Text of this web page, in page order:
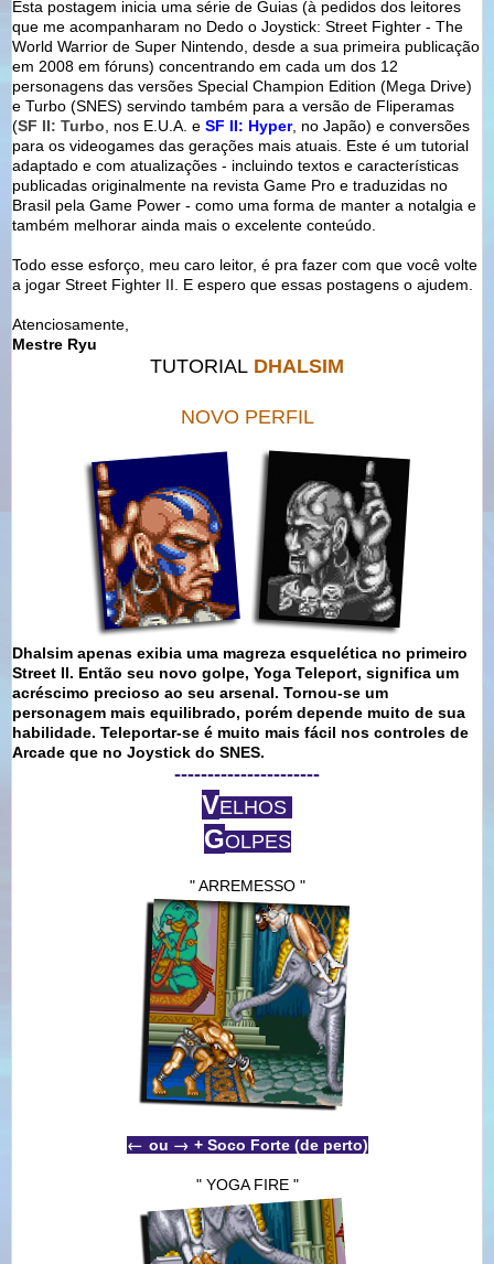
Esta postagem inicia uma série de Guias (à pedidos dos leitores
que me acompanharam no Dedo o Joystick: Street Fighter - The
World Warrior de Super Nintendo, desde a sua primeira publicação
em 2008 em fóruns) concentrando em cada um dos 12
personagens das versões Special Champion Edition (Mega Drive)
e Turbo (SNES) servindo também para a versão de Fliperamas
(SF II: Turbo , nos E.U.A. e SF II: Hyper, no Japão) e conversões
para os videogames das gerações mais atuais. Este é um tutorial
adaptado e com atualizações - incluindo textos e características
publicadas originalmente na revista Game Pro e traduzidas no
Brasil pela Game Power - como uma forma de manter a notalgia e
também melhorar ainda mais o excelente conteúdo.
Todo esse esforço, meu caro leitor, é pra fazer com que você volte
a jogar Street Fighter II. E espero que essas postagens o ajudem.
Atenciosamente,
Mestre Ryu
TUTORIAL DHALSIM
NOVO PERFIL
Dhalsim apenas exibia uma magreza esquelética no primeiro
Street II. Então seu novo golpe, Yoga Teleport, significa um
acréscimo precioso ao seu arsenal. Tornou-se um
personagem mais equilibrado, porém depende muito de sua
habilidade. Teleportar-se é muito mais fácil nos controles de
Arcade que no Joystick do SNES.
----------------------
VELHOS
GOLPES
" ARREMESSO "
←ou → + Soco Forte (de perto)
" YOGA FIRE "